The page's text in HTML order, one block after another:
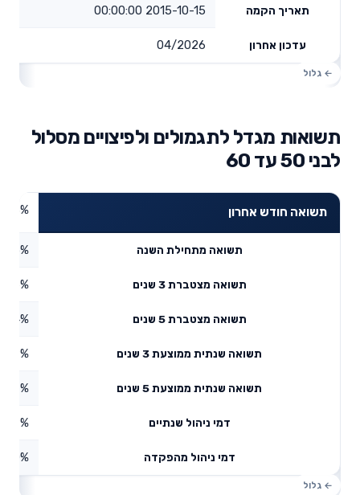
תאריך הקמה 2015-10-15 00:00:00
עדכון אחרון 04/2026
תשואות מגדל לתגמולים ולפיצויים מסלול
לבני 50 עד 60
תשואה חודש אחרון
תשואה מתחילת השנה
תשואה מצטברת 3 שנים
תשואה מצטברת 5 שנים
תשואה שנתית ממוצעת 3 שנים
תשואה שנתית ממוצעת 5 שנים
דמי ניהול שנתיים
דמי ניהול מהפקדה 0%